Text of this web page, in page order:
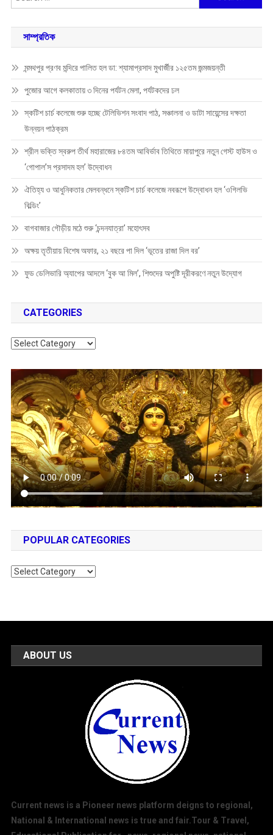
for:
সাম্প্রতিক
মন্মথপুর প্রণব মন্দিরে পালিত হল ডা: শ্যামাপ্রসাদ মুখার্জীর ১২৫তম জন্মজয়ন্তী
পুজোর আগে কলকাতায় ৩ দিনের পর্যটন মেলা, পর্যটকদের ঢল
স্কটিশ চার্চ কলেজে শুরু হচ্ছে টেলিভিশন সংবাদ পাঠ, সঞ্চালনা ও ডাটা সায়েন্সের দক্ষতা
উন্নয়ন পাঠক্রম
শ্রীল ভক্তি স্বরুপ তীর্থ মহারাজের ৮৪তম আবির্ভাব তিথিতে মায়াপুরে নতুন গেস্ট হাউস ও
‘গোপাল’স প্রসাদম হল’ উদ্বোধন
ঐতিহ্য ও আধুনিকতার মেলবন্ধনে স্কটিশ চার্চ কলেজে নবরূপে উদ্বোধন হল ‘ওগিলভি
বিল্ডিং’
বাগবাজার গৌড়ীয় মঠে শুরু ‘চন্দনযাত্রা’ মহোৎসব
অক্ষয় তৃতীয়ায় বিশেষ অফার, ২১ বছরে পা দিল ‘ভূতের রাজা দিল বর’
ফুড ডেলিভারি অ্যাপের আদলে ‘বুক আ মিল’, শিশুদের অপুষ্টি দূরীকরণে নতুন উদ্যোগ
CATEGORIES
Categories
POPULAR CATEGORIES
Popular
ABOUT US
Current news is a Pioneer news platform deigns to regional,
National & International news is true and fair.Tour & Travel,